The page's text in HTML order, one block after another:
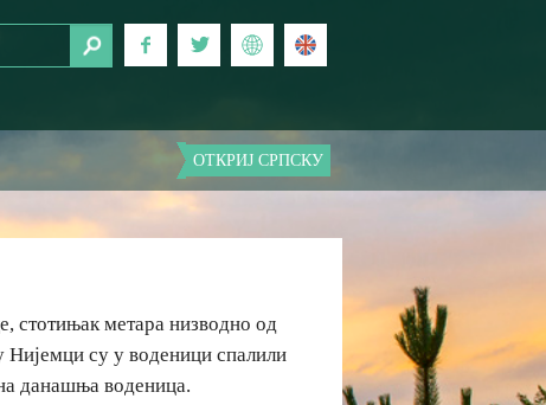
ОТКРИЈ СРПСКУ
стотињак метара низводно од
Нијемци су у воденици спалили
данашња воденица.